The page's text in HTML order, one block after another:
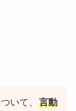
いて、言動